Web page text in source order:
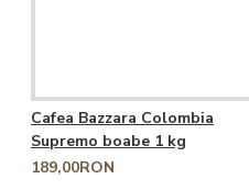
Cafea Bazzara Colombia
Supremo boabe 1 kg
189,00RON